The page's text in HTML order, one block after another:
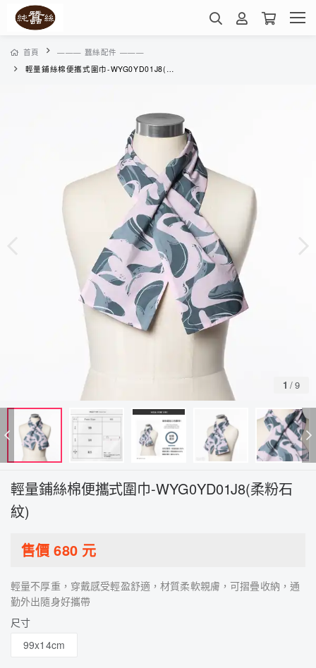
首頁
——— 蠶絲配件 ———
輕量鋪絲棉便攜式圍巾-WYG0YD01J8(柔粉石紋)
1 /9
輕量鋪絲棉便攜式圍巾-WYG0YD01J8(柔粉石
紋)
售價680元
輕量不厚重，穿戴感受輕盈舒適，材質柔軟親膚，可摺疊收納，通
勤外出隨身好攜帶
尺寸
99x14cm